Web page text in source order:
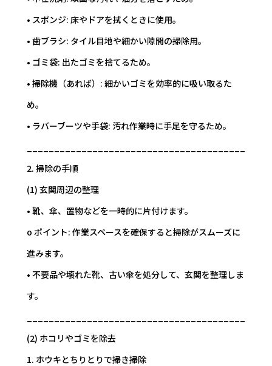
• スポンジ: 床やドアを拭くときに使用。
• 歯ブラシ: タイル目地や細かい隙間の掃除用。
• ゴミ袋: 出たゴミを捨てるため。
• 掃除機（あれば）: 細かいゴミを効率的に吸い取るた
め。
• ラバーブーツや手袋: 汚れ作業時に手足を守るため。
2. 掃除の手順
(1) 玄関周辺の整理
• 靴、傘、置物などを一時的に片付けます。
o ポイント: 作業スペースを確保すると掃除がスムーズに
進みます。
• 不要品や壊れた靴、古い傘を処分して、玄関を整理しま
す。
(2) ホコリやゴミを除去
1. ホウキとちりとりで掃き掃除